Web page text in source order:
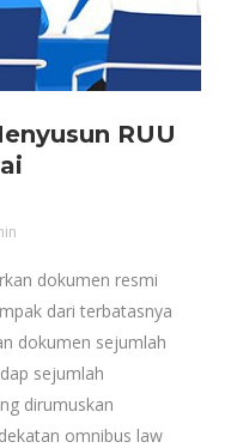
RUU
dokumen resmi
dari terbatasnya
dokumen sejumlah
sejumlah
dirumuskan
omnibus law